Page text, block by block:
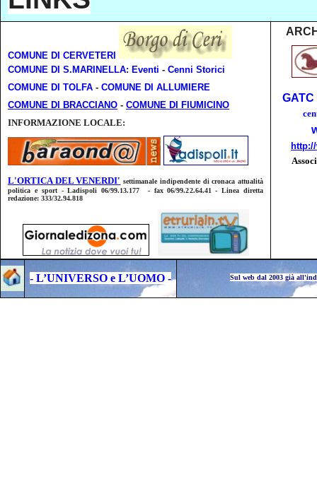
COMUNE DI CERVETERI
COMUNE DI S.MARINELLA: Eventi - Cenni Storici
COMUNE DI TOLFA - COMUNE DI ALLUMIERE
COMUNE DI BRACCIANO - COMUNE DI FIUMICINO
INFORMAZIONE LOCALE:
L'ORTICA DEL VENERDI' settimanale indipendente di cronaca attualità
politica e sport - Ladispoli 06/99.13.177 - fax 06/99.22.64.41 - Linea diretta
redazione: 333/32.94.818
- L’UNIVERSO e L’UOMO - Sul web dal 2003 già